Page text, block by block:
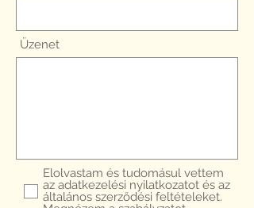
Üzenet
Elolvastam és tudomásul vettem
az adatkezelési nyilatkozatot és az
általános szerződési feltételeket.